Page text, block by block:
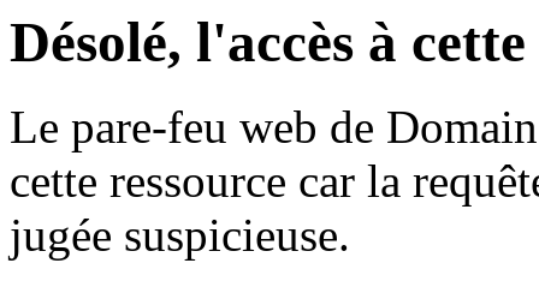
Désolé, l'accès à
Le pare-feu web de
cette ressource car la
jugée suspicieuse.